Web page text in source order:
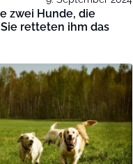
zwei Hunde, die
retteten ihm das